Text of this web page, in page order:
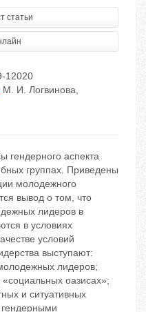
статьи
12020
М. И. Логвинова,
гендерного аспекта
группах. Приведены
молодежного
вывод о том, что
лидеров в
в условиях
условий
выступают:
лидеров;
оазисах»;
и ситуативных